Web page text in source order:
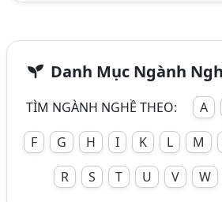
Danh Mục Ngành
TÌM NGÀNH NGHỀ THEO: A
F
G H I K L M
R
S T U V W